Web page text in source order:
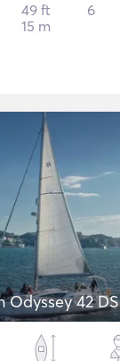
49 ft
15 m
6
Odyssey 42 DS